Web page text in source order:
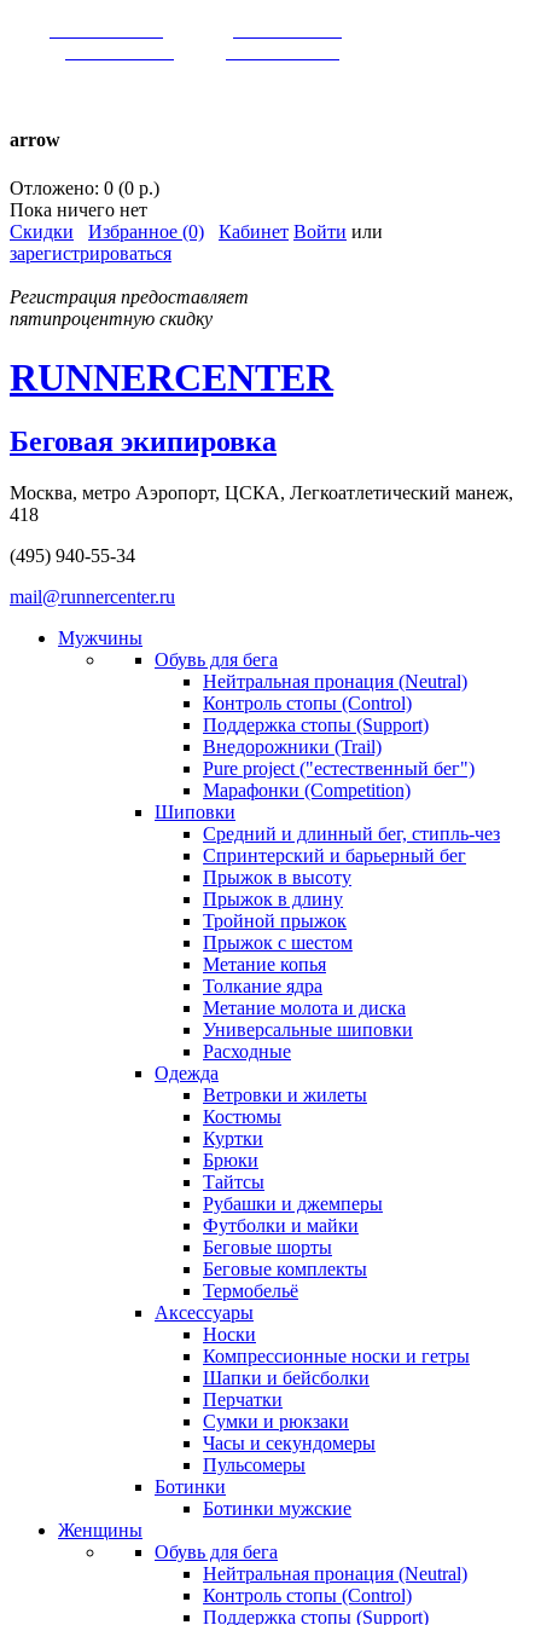
arrow
Отложено: 0 (0 р.)
Пока ничего нет
Скидки
Избранное (0) Кабинет Войти или
зарегистрироваться
Регистрация предоставляет
пятипроцентную скидку
RUNNERCENTER
Беговая экипировка
Москва, метро Аэропорт, ЦСКА, Легкоатлетический манеж,
418
(495) 940-55-34
mail@runnercenter.ru
Мужчины
Обувь для бега
Нейтральная пронация (Neutral)
Контроль стопы (Control)
Поддержка стопы (Support)
Внедорожники (Trail)
Pure project ("естественный бег")
Марафонки (Competition)
Шиповки
Средний и длинный бег, стипль-чез
Cпринтерский и барьерный бег
Прыжок в высоту
Прыжок в длину
Тройной прыжок
Прыжок с шестом
Метание копья
Толкание ядра
Метание молота и диска
Универсальные шиповки
Расходные
Одежда
Ветровки и жилеты
Костюмы
Куртки
Брюки
Тайтсы
Рубашки и джемперы
Футболки и майки
Беговые шорты
Беговые комплекты
Термобельё
Аксессуары
Носки
Компрессионные носки и гетры
Шапки и бейсболки
Перчатки
Сумки и рюкзаки
Часы и секундомеры
Пульсомеры
Ботинки
Ботинки мужские
Женщины
Обувь для бега
Нейтральная пронация (Neutral)
Контроль стопы (Control)
Поддержка стопы (Support)